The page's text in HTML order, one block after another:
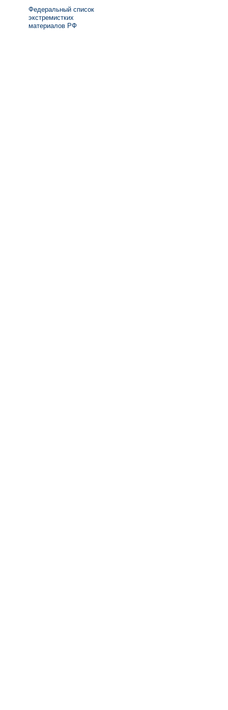
Федеральный список
экстремистких
материалов РФ